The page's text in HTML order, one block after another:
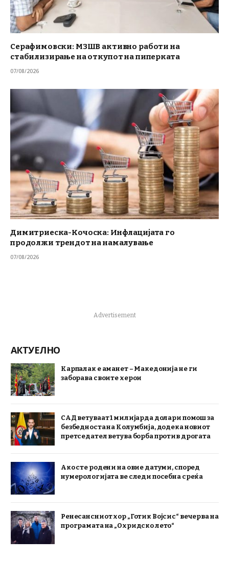
Серафимовски: МЗШВ активно работи на
стабилизирање на откупот на пиперката
07/08/2026
Димитриеска-Кочоска: Инфлацијата го
продолжи трендот на намалување
07/08/2026
Advertisement
АКТУЕЛНО
Карпалак е аманет – Македонија не ги
заборава своите херои
САД ветуваат 1 милијарда долари помош за
безбедноста на Колумбија, додека новиот
претседател ветува борба против дрогата
Ако сте родени на овие датуми, според
нумерологијата ве следи посебна среќа
Ренесансниот хор „Готик Војсис“ вечерва на
програмата на „Охридско лето“